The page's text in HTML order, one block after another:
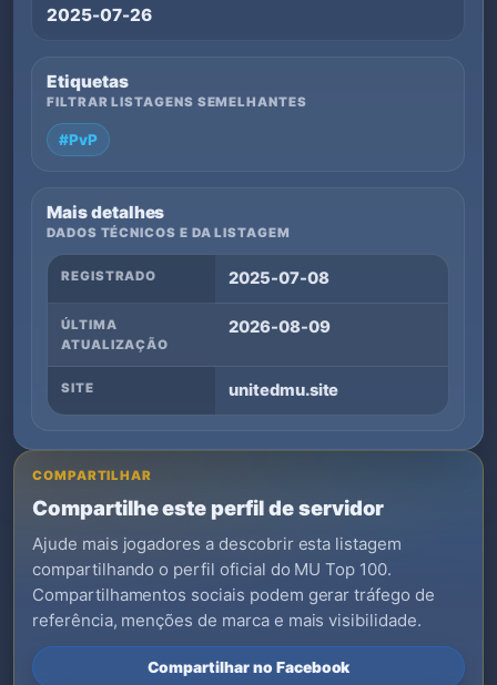
2025-07-26
Etiquetas
FILTRAR LISTAGENS SEMELHANTES
#PvP
Mais detalhes
DADOS TÉCNICOS E DA LISTAGEM
REGISTRADO 2025-07-08
ÚLTIMA
ATUALIZAÇÃO
2026-08-09
SITE unitedmu.site
COMPARTILHAR
Compartilhe este perfil de servidor
Ajude mais jogadores a descobrir esta listagem
compartilhando o perfil oficial do MU Top 100.
Compartilhamentos sociais podem gerar tráfego de
referência, menções de marca e mais visibilidade.
Compartilhar no Facebook